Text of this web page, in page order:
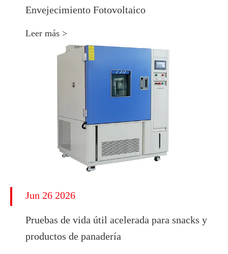
Envejecimiento Fotovoltaico
Leer más >
Jun 26 2026
Pruebas de vida útil acelerada para snacks y
productos de panadería